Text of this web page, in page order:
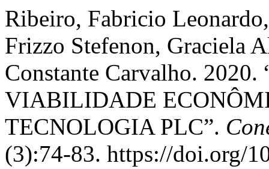
Ribeiro, Fabricio
Frizzo Stefenon, Graciela
Constante Carvalho.
VIABILIDADE
TECNOLOGIA PLC”.
(3):74-83. https://doi.org/